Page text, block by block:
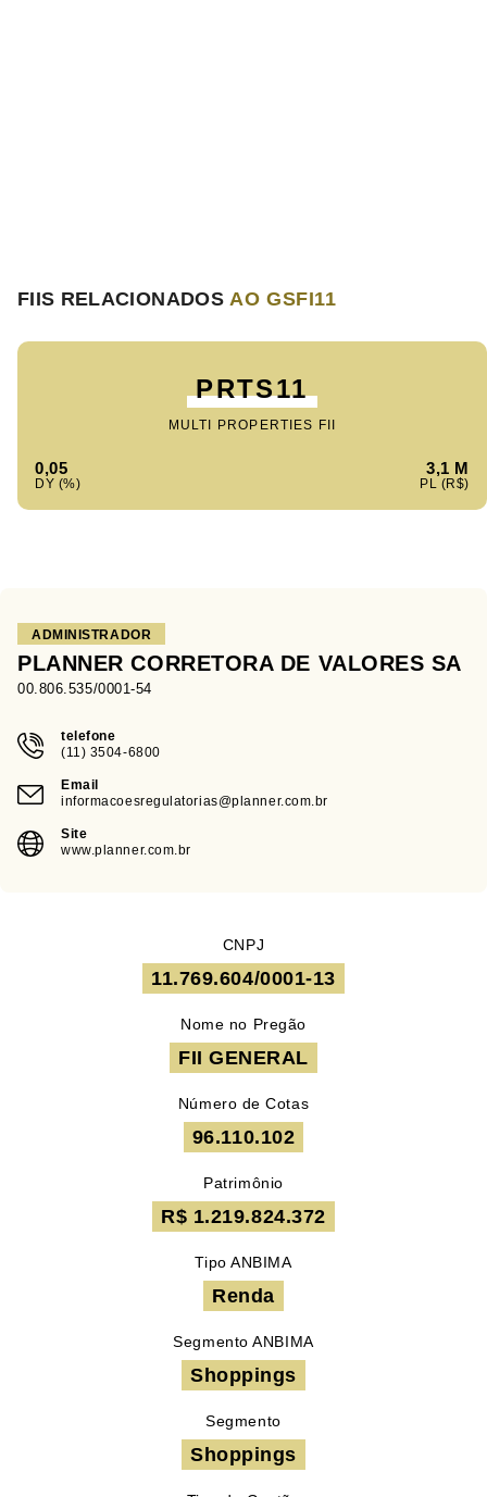
FIIS RELACIONADOSAO GSFI11
PRTS11
MULTI PROPERTIES FII
0,05 3,1 M
ADMINISTRADOR
PLANNER CORRETORA DE VALORES SA
00.806.535/0001-54
telefone
(11) 3504-6800
Email
informacoesregulatorias@planner.com.br
Site
www.planner.com.br
CNPJ
11.769.604/0001-13
Nome no Pregão
FII GENERAL
Número de Cotas
96.110.102
Patrimônio
R$ 1.219.824.372
Tipo ANBIMA
Renda
Segmento ANBIMA
Shoppings
Segmento
Shoppings